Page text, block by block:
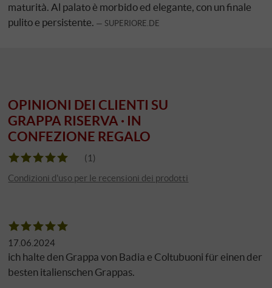
maturità. Al palato è morbido ed elegante, con un finale
pulito e persistente.
SUPERIORE.DE
OPINIONI DEI CLIENTI SU
GRAPPA RISERVA · IN
CONFEZIONE REGALO
(1)
Condizioni d'uso per le recensioni dei prodotti
17.06.2024
ich halte den Grappa von Badia e Coltubuoni für einen der
besten italienschen Grappas.